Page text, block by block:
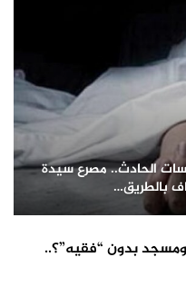
الحادث.. مصرع سيدة
بالطريق…
بدون “فقيه”؟..